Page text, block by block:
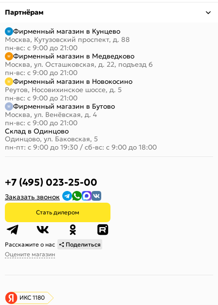
Партнёрам
Фирменный магазин в Кунцево
Москва, Кутузовский проспект, д. 88
пн-вс: с 9:00 до 21:00
Фирменный магазин в Медведково
Москва, ул. Осташковская, д. 22, подъезд 6
пн-вс: с 9:00 до 21:00
Фирменный магазин в Новокосино
Реутов, Носовихинское шоссе, д. 5
пн-вс: с 9:00 до 21:00
Фирменный магазин в Бутово
Москва, ул. Венёвская, д. 4
пн-вс: с 9:00 до 21:00
Склад в Одинцово
Одинцово, ул. Баковская, 5
пн-пт: с 9:00 до 19:30 / сб-вс: с 9:00 до 18:00
+7 (495) 023-25-00
Заказать звонок
Стать дилером
Расскажите о нас
Поделиться
Оцените магазин
ИКС 1180